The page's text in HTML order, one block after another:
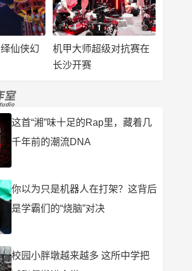
仙侠幻
机甲大师超级对抗赛在
长沙开赛
这首“湘”味十足的Rap里，藏着几
千年前的潮流DNA
你以为只是机器人在打架？这背后
是学霸们的“烧脑”对决
校园小胖墩越来越多 这所中学把